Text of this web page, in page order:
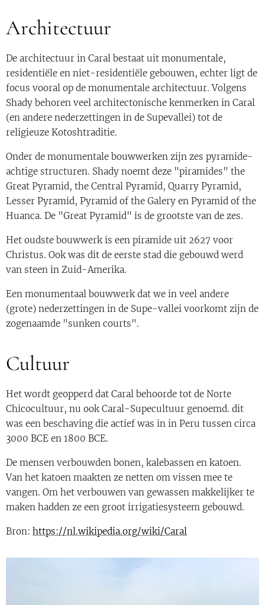
Architectuur
De architectuur in Caral bestaat uit monumentale,
residentiële en niet-residentiële gebouwen, echter ligt de
focus vooral op de monumentale architectuur. Volgens
Shady behoren veel architectonische kenmerken in Caral
(en andere nederzettingen in de Supevallei) tot de
religieuze Kotoshtraditie.
Onder de monumentale bouwwerken zijn zes pyramide-
achtige structuren. Shady noemt deze "piramides" the
Great Pyramid, the Central Pyramid, Quarry Pyramid,
Lesser Pyramid, Pyramid of the Galery en Pyramid of the
Huanca. De "Great Pyramid" is de grootste van de zes.
Het oudste bouwwerk is een piramide uit 2627 voor
Christus. Ook was dit de eerste stad die gebouwd werd
van steen in Zuid-Amerika.
Een monumentaal bouwwerk dat we in veel andere
(grote) nederzettingen in de Supe-vallei voorkomt zijn de
zogenaamde "sunken courts".
Cultuur
Het wordt geopperd dat Caral behoorde tot de Norte
Chicocultuur, nu ook Caral-Supecultuur genoemd. dit
was een beschaving die actief was in in Peru tussen circa
3000 BCE en 1800 BCE.
De mensen verbouwden bonen, kalebassen en katoen.
Van het katoen maakten ze netten om vissen mee te
vangen. Om het verbouwen van gewassen makkelijker te
maken hadden ze een groot irrigatiesysteem gebouwd.
Bron: https://nl.wikipedia.org/wiki/Caral